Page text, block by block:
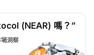
(NEAR) 嗎？”
洞察